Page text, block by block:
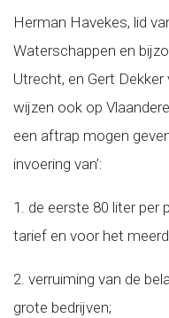
Herman Havekes, lid
Waterschappen en
Utrecht, en Gert
wijzen ook op
een aftrap mogen
invoering van’:
1. de eerste 80 liter per
tarief en voor het
2. verruiming van de
grote bedrijven;